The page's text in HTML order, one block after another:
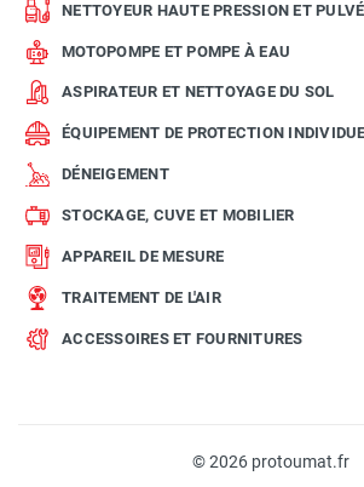
NETTOYEUR HAUTE PRESSION ET
MOTOPOMPE ET POMPE À EAU
ASPIRATEUR ET NETTOYAGE DU SOL
ÉQUIPEMENT DE PROTECTION
DÉNEIGEMENT
STOCKAGE, CUVE ET MOBILIER
APPAREIL DE MESURE
TRAITEMENT DE L'AIR
ACCESSOIRES ET FOURNITURES
© 2026 protoumat.fr